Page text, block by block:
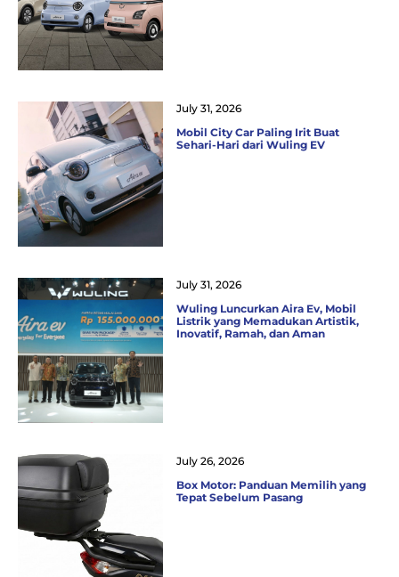
Mobil City Car Paling Irit Buat
Sehari-Hari dari Wuling EV
July 31, 2026
Wuling Luncurkan Aira Ev, Mobil
Listrik yang Memadukan Artistik,
Inovatif, Ramah, dan Aman
July 31, 2026
Box Motor: Panduan Memilih yang
Tepat Sebelum Pasang
July 26, 2026